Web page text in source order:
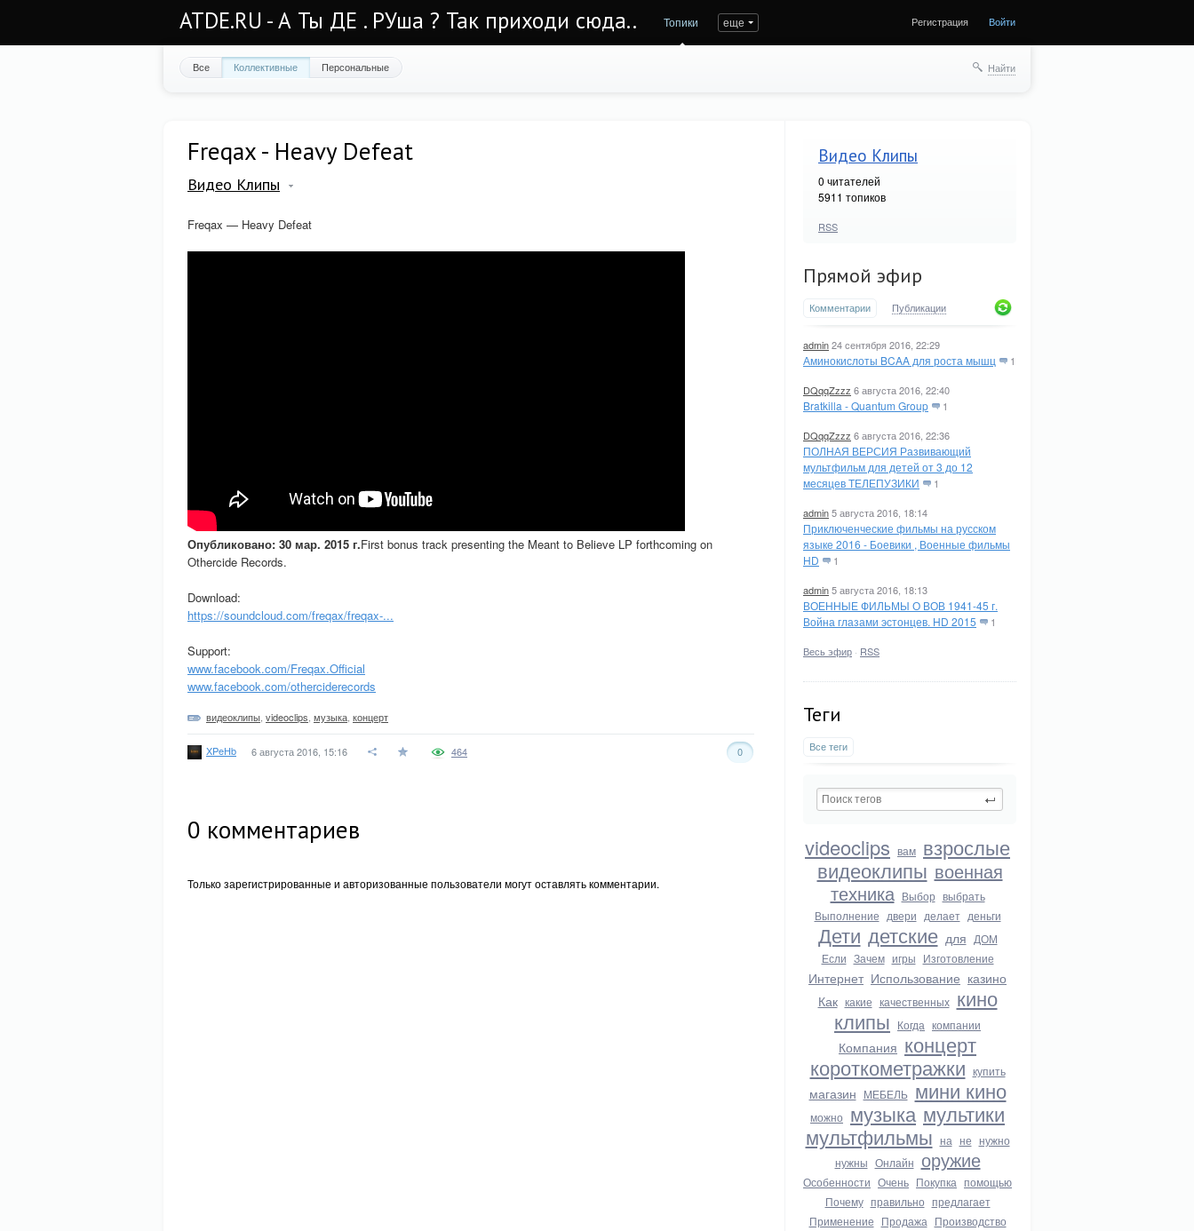
ATDE.RU - А Ты ДЕ . РУша ? Так приходи сюда.. Топики еще Регистрация Войти
Все Коллективные Персональные Найти
Видео Клипы
0 читателей
5911 топиков
RSS
Прямой эфир
Комментарии Публикации
admin24 сентября 2016, 22:29
Аминокислоты BCAA для роста мышц 1
DQqqZzzz 6 августа 2016, 22:40
Bratkilla - Quantum Group 1
DQqqZzzz 6 августа 2016, 22:36
ПОЛНАЯ ВЕРСИЯ Развивающий
мультфильм для детей от 3 до 12
месяцев ТЕЛЕПУЗИКИ
1
admin5 августа 2016, 18:14
Приключенческие фильмы на русском
языке 2016 - Боевики , Военные фильмы
HD
1
admin5 августа 2016, 18:13
ВОЕННЫЕ ФИЛЬМЫ О ВОВ 1941-45 г.
Война глазами эстонцев. HD 2015
1
Весь эфир · RSS
Теги
Все теги
videoclips вам взрослые
видеоклипы военная
техника Выбор выбрать
Выполнение двери делает деньги
Дети детские для ДОМ
Если Зачем игры Изготовление
Интернет Использование казино
Как какие качественных кино
клипы Когда компании
Компания концерт
короткометражки купить
магазин МЕБЕЛЬ мини кино
можно музыка мультики
мультфильмы на не нужно
нужны Онлайн оружие
Особенности Очень Покупка помощью
Почему правильно предлагает
Применение Продажа Производство
Freqax - Heavy Defeat
Видео Клипы
Freqax — Heavy Defeat
Опубликовано: 30 мар. 2015 г.First bonus track presenting the Meant to Believe LP forthcoming on
Othercide Records.
Download:
https://soundcloud.com/freqax/freqax-...
Support:
www.facebook.com/Freqax.Official
www.facebook.com/otherciderecords
видеоклипы videoclips музыка концерт
XPeHb 6 августа 2016, 15:16 0
464
0 комментариев
Только зарегистрированные и авторизованные пользователи могут оставлять комментарии.